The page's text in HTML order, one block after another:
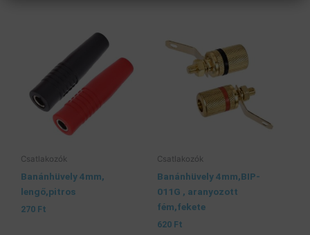
Csatlakozók
Banánhüvely 4mm,
lengő,pitros
270 Ft
Csatlakozók
Banánhüvely 4mm,BIP-
011G , aranyozott
fém,fekete
620 Ft